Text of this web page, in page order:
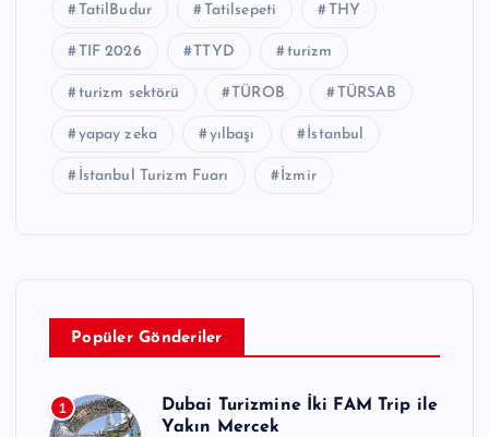
TatilBudur Tatilsepeti THY
TIF 2026 TTYD turizm
turizm sektörü TÜROB TÜRSAB
yapay zeka yılbaşı İstanbul
İstanbul Turizm Fuarı İzmir
Popüler Gönderiler
1
Dubai Turizmine İki FAM Trip ile
Yakın Mercek